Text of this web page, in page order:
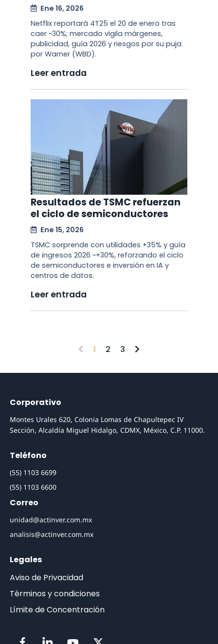
Ene 16, 2026
Netflix reportará 4T25 el 20 de enero tras
caer ~30%; mercado vigila márgenes,
publicidad, guía 2026 y riesgos por su puja
por Warner (WBD).
Leer entrada
Resultados de TSMC refuerzan
el ciclo de semiconductores
Ene 15, 2026
TSMC sorprende con utilidades +35% y guía
de ingresos 2026 ~+30%, reforzando el ciclo
de semiconductores e inversión en IA y
centros de datos.
Leer entrada
1 2 3
Corporativo
Montes Urales 620, Colonia Lomas de Chapultepec IV
Sección, Alcaldía Miguel Hidalgo, CDMX, México, C.P. 11000.
Teléfono
(55) 1103 6699
(55) 1103 6600
Correo
unidad@actinver.com.mx
analisis@actinver.com.mx
Legales
Aviso de Privacidad
Términos y condiciones
Límite de Concentración